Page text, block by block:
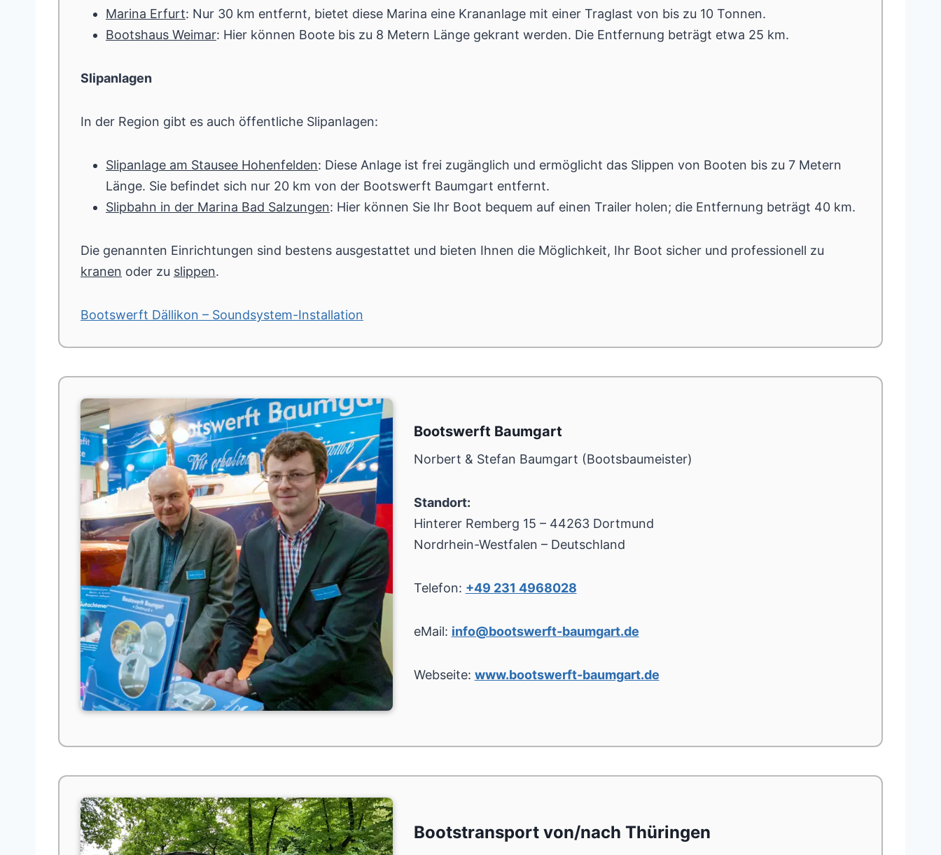
Marina Erfurt: Nur 30 km entfernt, bietet diese Marina eine Krananlage mit einer Traglast von bis zu 10 Tonnen.
Bootshaus Weimar: Hier können Boote bis zu 8 Metern Länge gekrant werden. Die Entfernung beträgt etwa 25 km.
Slipanlagen
In der Region gibt es auch öffentliche Slipanlagen:
Slipanlage am Stausee Hohenfelden: Diese Anlage ist frei zugänglich und ermöglicht das Slippen von Booten bis zu 7 Metern
Länge. Sie befindet sich nur 20 km von der Bootswerft Baumgart entfernt.
Slipbahn in der Marina Bad Salzungen: Hier können Sie Ihr Boot bequem auf einen Trailer holen; die Entfernung beträgt 40 km.
Die genannten Einrichtungen sind bestens ausgestattet und bieten Ihnen die Möglichkeit, Ihr Boot sicher und professionell zu
kranen oder zu slippen.
Bootswerft Dällikon – Soundsystem-Installation
Bootswerft Baumgart
Norbert & Stefan Baumgart (Bootsbaumeister)
Standort:
Hinterer Remberg 15 – 44263 Dortmund
Nordrhein-Westfalen – Deutschland
Telefon: +49 231 4968028
eMail: info@bootswerft-baumgart.de
Webseite: www.bootswerft-baumgart.de
Bootstransport von/nach Thüringen